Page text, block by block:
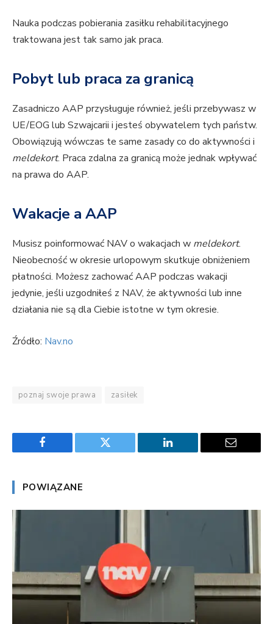
Nauka podczas pobierania zasiłku rehabilitacyjnego
traktowana jest tak samo jak praca.
Pobyt lub praca za granicą
Zasadniczo AAP przysługuje również, jeśli przebywasz w
UE/EOG lub Szwajcarii i jesteś obywatelem tych państw.
Obowiązują wówczas te same zasady co do aktywności i
meldekort. Praca zdalna za granicą może jednak wpływać
na prawa do AAP.
Wakacje a AAP
Musisz poinformować NAV o wakacjach w meldekort.
Nieobecność w okresie urlopowym skutkuje obniżeniem
płatności. Możesz zachować AAP podczas wakacji
jedynie, jeśli uzgodniłeś z NAV, że aktywności lub inne
działania nie są dla Ciebie istotne w tym okresie.
Źródło: Nav.no
poznaj swoje prawa zasiłek
Facebook Twitter LinkedIn Email
POWIĄZANE